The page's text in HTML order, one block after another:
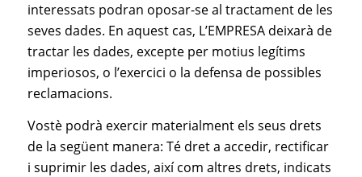
interessats podran oposar-se al tractament de les
seves dades. En aquest cas, L’EMPRESA deixarà de
tractar les dades, excepte per motius legítims
imperiosos, o l’exercici o la defensa de possibles
reclamacions.
Vostè podrà exercir materialment els seus drets
de la següent manera: Té dret a accedir, rectificar
i suprimir les dades, així com altres drets, indicats